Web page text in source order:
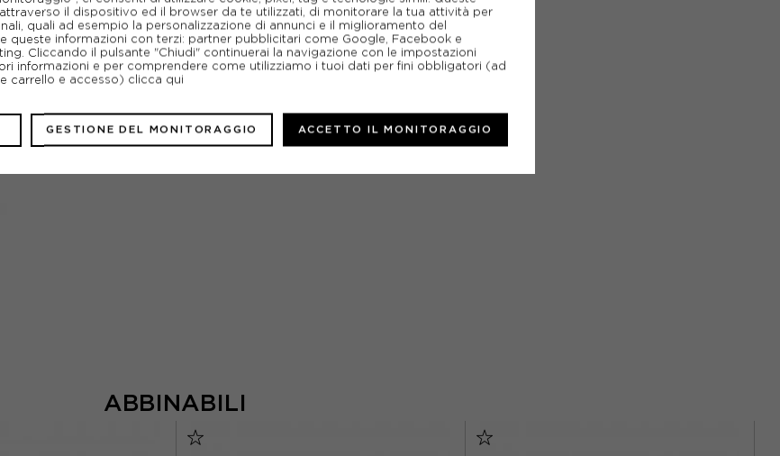
ABBINABILI
il dispositivo ed il browser da te utilizzati, di monitorare la tua attività per
quali ad esempio la personalizzazione di annunci e il miglioramento del
queste informazioni con terzi: partner pubblicitari come Google, Facebook e
Cliccando il pulsante "Chiudi" continuerai la navigazione con le impostazioni
informazioni e per comprendere come utilizziamo i tuoi dati per fini obbligatori (ad
carrello e accesso) clicca qui
GESTIONE DEL MONITORAGGIO ACCETTO IL MONITORAGGIO